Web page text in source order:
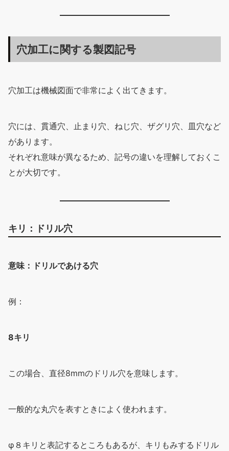
穴加工に関する製図記号
穴加工は機械図面で非常によく出てきます。
穴には、貫通穴、止まり穴、ねじ穴、ザグリ穴、皿穴など
があります。
それぞれ意味が異なるため、記号の違いを理解しておくこ
とが大切です。
キリ：ドリル穴
意味：ドリルであける穴
例：
8キリ
この場合、直径8mmのドリル穴を意味します。
一般的な丸穴を表すときによく使われます。
φ８キリと表記するところもあるが、キリもみするドリル